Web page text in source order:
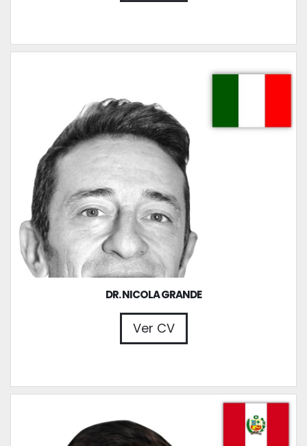
DR. NICOLA GRANDE
Ver CV